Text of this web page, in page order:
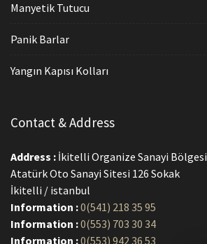
Manyetik Tutucu
Panik Barlar
Yangın Kapısı Kolları
Contact & Address
Address : İkitelli Organize Sanayi Bölgesi
Atatürk Oto Sanayi Sitesi 126 Sokak
İkitelli / istanbul
Information :0(541) 218 35 95
Information :0(553) 703 30 34
Information :0(553) 942 36 53